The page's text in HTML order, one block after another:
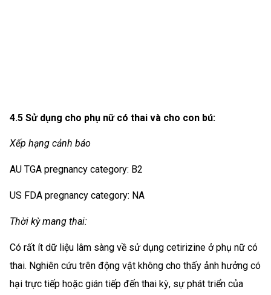
4.5 Sử dụng cho phụ nữ có thai và cho con bú:
Xếp hạng cảnh báo
AU TGA pregnancy category: B2
US FDA pregnancy category: NA
Thời kỳ mang thai:
Có rất ít dữ liệu lâm sàng về sử dụng cetirizine ở phụ nữ có
thai. Nghiên cứu trên động vật không cho thấy ảnh hưởng có
hại trực tiếp hoặc gián tiếp đến thai kỳ, sự phát triển của